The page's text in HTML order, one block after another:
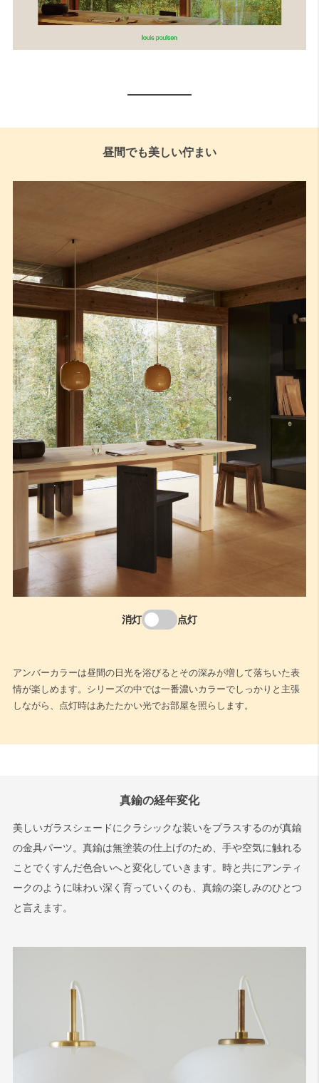
昼間でも美しい佇まい
消灯 点灯
アンバーカラーは昼間の日光を浴びるとその深みが増して落ちいた表
情が楽しめます。シリーズの中では一番濃いカラーでしっかりと主張
しながら、点灯時はあたたかい光でお部屋を照らします。
真鍮の経年変化
美しいガラスシェードにクラシックな装いをプラスするのが真鍮
の金具パーツ。真鍮は無塗装の仕上げのため、手や空気に触れる
ことでくすんだ色合いへと変化していきます。時と共にアンティ
ークのように味わい深く育っていくのも、真鍮の楽しみのひとつ
と言えます。